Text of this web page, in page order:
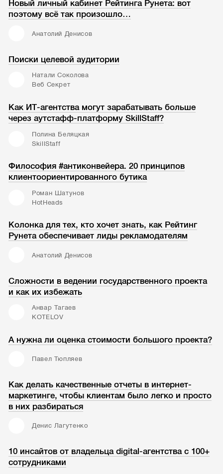
Новый личный кабинет Рейтинга Рунета: вот
поэтому всё так произошло…
Анатолий Денисов
Поиски целевой аудитории
Натали Соколова
Веб Секрет
Как ИТ-агентства могут зарабатывать больше
через аутстафф-платформу SkillStaff?
Полина Беляцкая
SkillStaff
Философия #антиконвейера. 20 принципов
клиентоориентированного бутика
Роман Шатунов
HotHeads
Колонка для тех, кто хочет знать, как Рейтинг
Рунета обеспечивает лиды рекламодателям
Анатолий Денисов
Сложности в ведении государственного проекта
и как их избежать
Анвар Тагаев
KOTELOV
А нужна ли оценка стоимости большого проекта?
Павел Тюпляев
Как делать качественные отчеты в интернет-
маркетинге, чтобы клиентам было легко и просто
в них разбираться
Денис Лагутенко
10 инсайтов от владельца digital-агентства с 100+
сотрудниками